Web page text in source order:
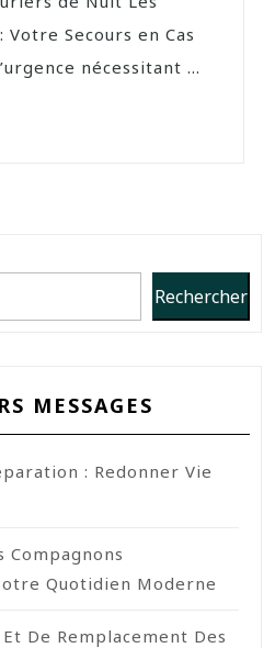
Secours en Cas
nécessitant ...
Rechercher
MESSAGES
: Redonner Vie
Compagnons
Quotidien Moderne
De Remplacement Des